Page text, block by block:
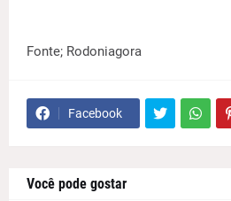
Fonte; Rodoniagora
Facebook
Você pode gostar